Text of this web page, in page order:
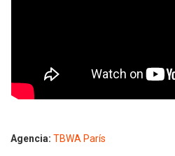
Agencia: TBWA París